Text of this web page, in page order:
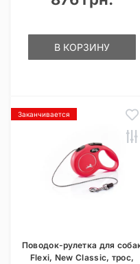
В КОРЗИНУ
Заканчивается
Поводок-рулетка для
Flexi, New Classic, трос,